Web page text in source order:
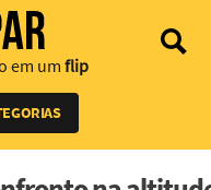
em um flip